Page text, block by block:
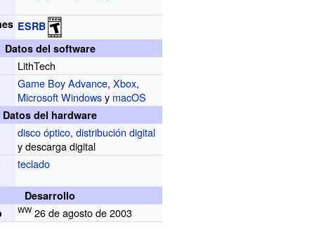
ESRB
Datos del software
LithTech
Game Boy Advance,Xbox,
Microsoft Windowsy macOS
Datos del hardware
disco óptico,distribución digital
y descarga digital
teclado
Desarrollo
WW 26 de agosto de 2003